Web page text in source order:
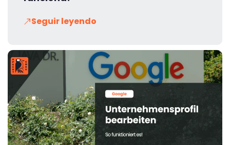
Seguir leyendo